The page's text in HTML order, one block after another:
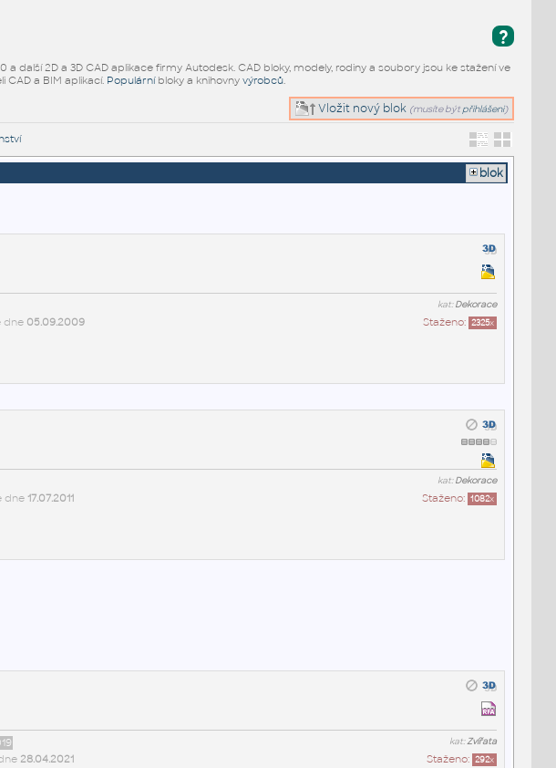
?
a další 2D a 3D CAD aplikace firmy Autodesk. CAD bloky, modely, rodiny a soubory jsou ke stažení ve
CAD a BIM aplikací. Populárníbloky a knihovny výrobců.
Vložit nový blok (musíte být přihlášeni)
blok
kat:Dekorace
Staženo: 2325x
dne 05.09.2009
kat:Dekorace
Staženo: 1082x
dne 17.07.2011
kat:Zvířata
Staženo: 292x
28.04.2021